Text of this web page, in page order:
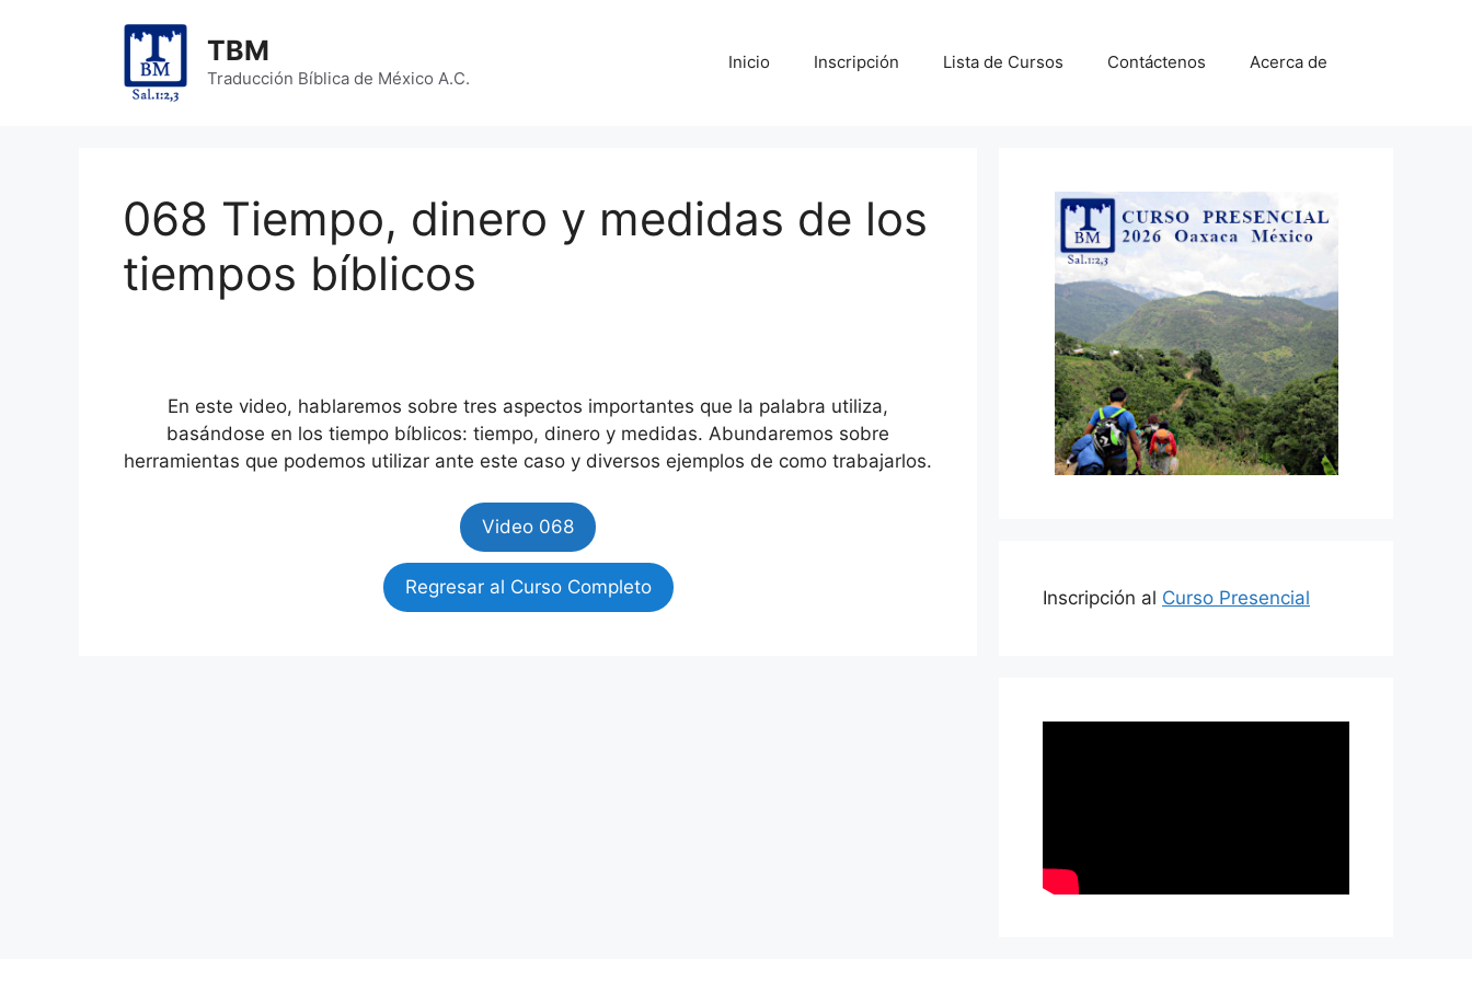
TBM
Traducción Bíblica de México A.C.
Inicio Inscripción Lista de Cursos Contáctenos Acerca de
068 Tiempo, dinero y medidas de los
tiempos bíblicos
En este video, hablaremos sobre tres aspectos importantes que la palabra utiliza,
basándose en los tiempo bíblicos: tiempo, dinero y medidas. Abundaremos sobre
herramientas que podemos utilizar ante este caso y diversos ejemplos de como trabajarlos.
Video 068
Regresar al Curso Completo Inscripción al Curso Presencial